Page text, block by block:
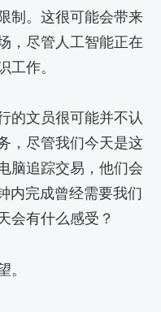
制。这很可能会带来
，尽管人工智能正在
工作。
的文员很可能并不认
，尽管我们今天是这
脑追踪交易，他们会
内完成曾经需要我们
会有什么感受？
。